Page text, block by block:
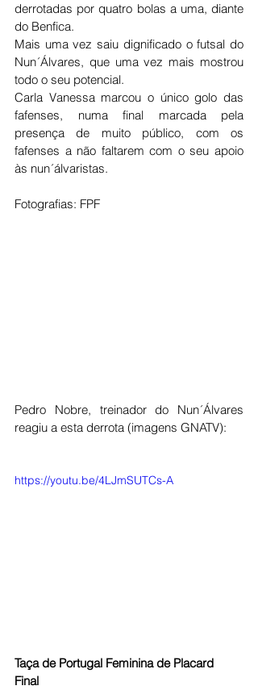
derrotadas por quatro bolas a uma, diante
do Benfica.
Mais uma vez saiu dignificado o futsal do
Nun´Álvares, que uma vez mais mostrou
todo o seu potencial.
Carla Vanessa marcou o único golo das
fafenses, numa final marcada pela
presença de muito público, com os
fafenses a não faltarem com o seu apoio
às nun´álvaristas.
Fotografias: FPF
Pedro Nobre, treinador do Nun´Álvares
reagiu a esta derrota (imagens GNATV):
https://youtu.be/4LJmSUTCs-A
Taça de Portugal Feminina de Placard
Final